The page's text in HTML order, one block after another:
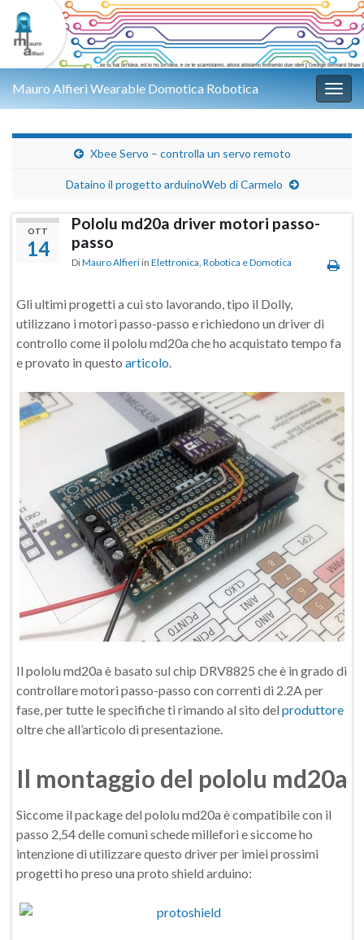
Mauro Alfieri Wearable Domotica Robotica
Xbee Servo – controlla un servo remoto
Dataino il progetto arduinoWeb di Carmelo
OTT
14
Pololu md20a driver motori passo-
passo
DiMauro Alfieri in Elettronica, Robotica e Domotica
Gli ultimi progetti a cui sto lavorando, tipo il Dolly,
utilizzano i motori passo-passo e richiedono un driver di
controllo come il pololu md20a che ho acquistato tempo fa
e provato in questo articolo.
Il pololu md20a è basato sul chip DRV8825 che è in grado di
controllare motori passo-passo con correnti di 2.2A per
fase, per tutte le specifiche ti rimando al sito del produttore
oltre che all’articolo di presentazione.
Il montaggio del pololu md20a
Siccome il package del pololu md20a è compatibile con il
passo 2,54 delle comuni schede millefori e siccome ho
intenzione di utilizzare questo driver per imiei prossimi
progetti ho preso una proto shield arduino: